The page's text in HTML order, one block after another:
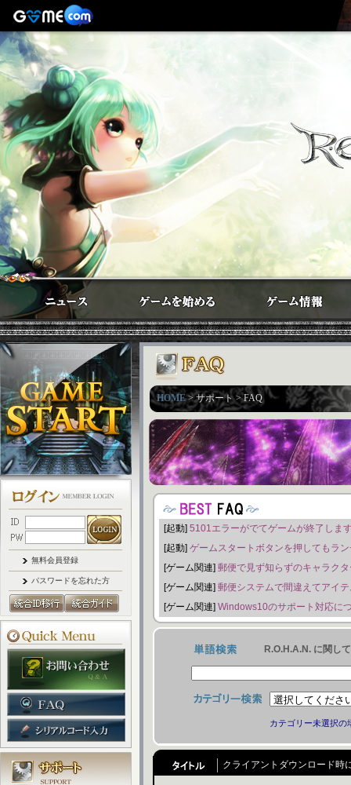
無料会員登録
パスワードを忘れた方
HOME> サポート > FAQ
[起動] 5101エラーがでてゲームが終了しま
[起動] ゲームスタートボタンを押してもラ
[ゲーム関連] 郵便で見ず知らずのキャラク
[ゲーム関連] 郵便システムで間違えてアイ
[ゲーム関連] Windows10のサポート対応に
R.O.H.A.N. に関し
カテゴリー未選択の
クライアントダウンロード時